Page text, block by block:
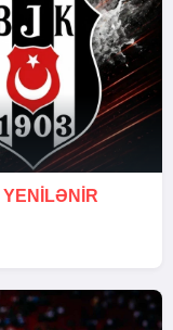
YENİLƏNİR